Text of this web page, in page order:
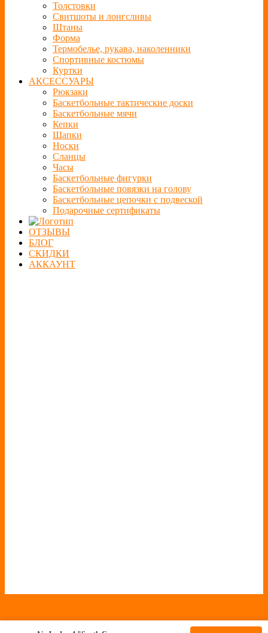
Толстовки
Свитшоты и лонгсливы
Штаны
Форма
Термобелье, рукава, наколенники
Спортивные костюмы
Куртки
АКСЕССУАРЫ
Рюкзаки
Баскетбольные тактические доски
Баскетбольные мячи
Кепки
Шапки
Носки
Сланцы
Часы
Баскетбольные фигурки
Баскетбольные повязки на голову
Баскетбольные цепочки с подвеской
Подарочные сертификаты
ОТЗЫВЫ
БЛОГ
СКИДКИ
АККАУНТ